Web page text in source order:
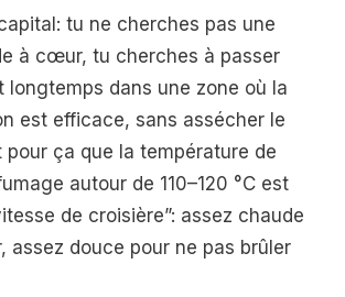
tu ne cherches pas une
à cœur, tu cherches à passer
longtemps dans une zone où la
est efficace, sans assécher le
pour ça que la température de
autour de 110–120 °C est
de croisière”: assez chaude
assez douce pour ne pas brûler